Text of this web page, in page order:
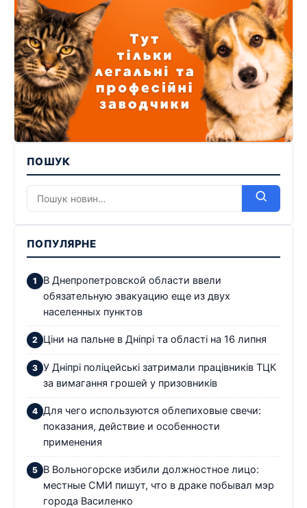
ПОШУК
ПОПУЛЯРНЕ
В Днепропетровской области ввели
обязательную эвакуацию еще из двух
населенных пунктов
Ціни на пальне в Дніпрі та області на 16 липня
У Дніпрі поліцейські затримали працівників ТЦК
за вимагання грошей у призовників
Для чего используются облепиховые свечи:
показания, действие и особенности
применения
В Вольногорске избили должностное лицо:
местные СМИ пишут, что в драке побывал мэр
города Василенко